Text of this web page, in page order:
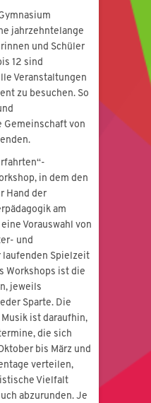
jahrzehntelange
und Schüler
12 sind
Veranstaltungen
zu besuchen. So
von
in dem den
Hand der
am
Vorauswahl von
und
Spielzeit
Workshops ist die
jeweils
Sparte. Die
ist daraufhin,
die sich
bis März und
verteilen,
Vielfalt
abzurunden. Je